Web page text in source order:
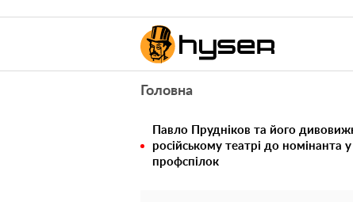
Головна
Павло Прудніков та його
російському театрі до номінанта
профспілок